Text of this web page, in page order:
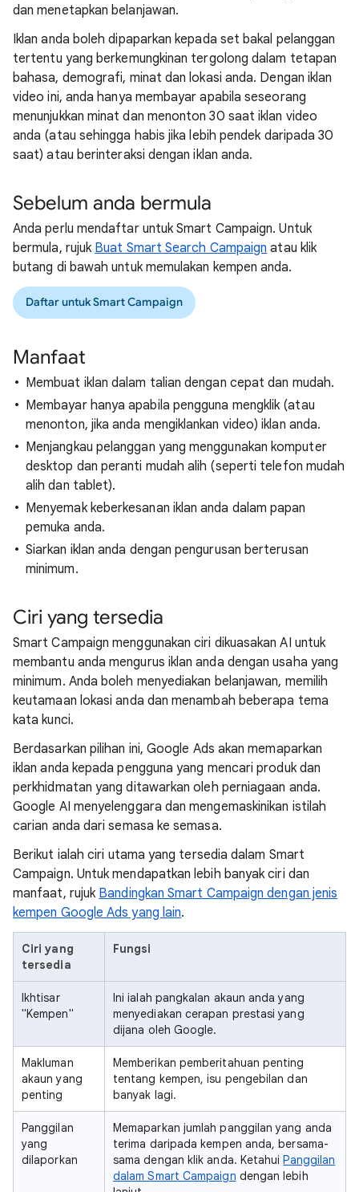
dan menetapkan belanjawan.
Iklan anda boleh dipaparkan kepada set bakal pelanggan
tertentu yang berkemungkinan tergolong dalam tetapan
bahasa, demografi, minat dan lokasi anda. Dengan iklan
video ini, anda hanya membayar apabila seseorang
menunjukkan minat dan menonton 30 saat iklan video
anda (atau sehingga habis jika lebih pendek daripada 30
saat) atau berinteraksi dengan iklan anda.
Sebelum anda bermula
Anda perlu mendaftar untuk Smart Campaign. Untuk
bermula, rujuk Buat Smart Search Campaign atau klik
butang di bawah untuk memulakan kempen anda.
Daftar untuk Smart Campaign
Manfaat
Membuat iklan dalam talian dengan cepat dan mudah.
Membayar hanya apabila pengguna mengklik (atau
menonton, jika anda mengiklankan video) iklan anda.
Menjangkau pelanggan yang menggunakan komputer
desktop dan peranti mudah alih (seperti telefon mudah
alih dan tablet).
Menyemak keberkesanan iklan anda dalam papan
pemuka anda.
Siarkan iklan anda dengan pengurusan berterusan
minimum.
Ciri yang tersedia
Smart Campaign menggunakan ciri dikuasakan AI untuk
membantu anda mengurus iklan anda dengan usaha yang
minimum. Anda boleh menyediakan belanjawan, memilih
keutamaan lokasi anda dan menambah beberapa tema
kata kunci.
Berdasarkan pilihan ini, Google Ads akan memaparkan
iklan anda kepada pengguna yang mencari produk dan
perkhidmatan yang ditawarkan oleh perniagaan anda.
Google AI menyelenggara dan mengemaskinikan istilah
carian anda dari semasa ke semasa.
Berikut ialah ciri utama yang tersedia dalam Smart
Campaign. Untuk mendapatkan lebih banyak ciri dan
manfaat, rujuk Bandingkan Smart Campaign dengan jenis
kempen Google Ads yang lain.
Ciri yang
tersedia
Fungsi
Ikhtisar
"Kempen"
Ini ialah pangkalan akaun anda yang
menyediakan cerapan prestasi yang
dijana oleh Google.
Makluman
akaun yang
penting
Memberikan pemberitahuan penting
tentang kempen, isu pengebilan dan
banyak lagi.
Panggilan
yang
dilaporkan
Memaparkan jumlah panggilan yang anda
terima daripada kempen anda, bersama-
sama dengan klik anda. KetahuiPanggilan
dalam Smart Campaign dengan lebih